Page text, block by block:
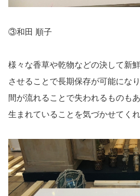
③和田 順子
様々な香草や乾物などの決して新
させることで長期保存が可能にな
間が流れることで失われるものも
生まれていることを気づかせてくれ